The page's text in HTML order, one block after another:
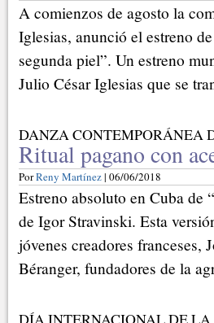
A comienzos de agosto la
Iglesias, anunció el estreno
segunda piel”. Un estreno
Julio César Iglesias que se
DANZA CONTEMPORÁNEA
Ritual pagano con
PorReny Martínez| 06/06/2018
Estreno absoluto en Cuba de
de Igor Stravinski. Esta
jóvenes creadores franceses,
Béranger, fundadores de la
DÍA INTERNACIONAL DE